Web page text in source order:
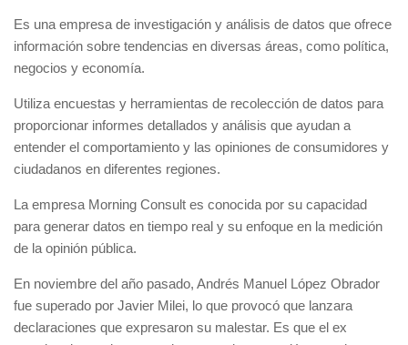
Es una empresa de investigación y análisis de datos que ofrece
información sobre tendencias en diversas áreas, como política,
negocios y economía.
Utiliza encuestas y herramientas de recolección de datos para
proporcionar informes detallados y análisis que ayudan a
entender el comportamiento y las opiniones de consumidores y
ciudadanos en diferentes regiones.
La empresa Morning Consult es conocida por su capacidad
para generar datos en tiempo real y su enfoque en la medición
de la opinión pública.
En noviembre del año pasado, Andrés Manuel López Obrador
fue superado por Javier Milei, lo que provocó que lanzara
declaraciones que expresaron su malestar. Es que el ex